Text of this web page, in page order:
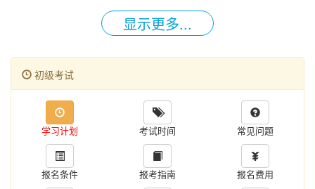
须具备国家教育部门认可的高中毕业（含高中、中专、职高和技校）及以
上学历。 二、初级会计考试答题方式是什么？ 初级会计考试在计算机上
难？ 难者不会，会者不难，考试考的再简单，如果没有学过
资格考试报名时间及条件 2023年
为2月7日至2月28日，2023年初级会计报名条件如下： （一）报名参加会
违反财经纪律的行为。 3.热爱会计工作，具备相应的会计专业知识和业务
技能。 （二）报名参加初级资格考试的人员，除具备基本条件外，还必
须具备国家教育部门认可的高中毕业（含高中、中专、职高和技校）及以
上学历。 二、初级会计考试答题方式是什么？ 初级会计考试在计算机上
进行。试题、答题要求和答题界面在计算机显示屏上显示，考生应使用计
算机鼠标和键盘在计算机答题界面上进行答题。 三、初级会计考试难不
难？ 难者不会，会者不难，考试考的再简单，如果没有学过
显示更多...
初级考试
学习计划 考试时间 常见问题
报名条件 报考指南 报名费用